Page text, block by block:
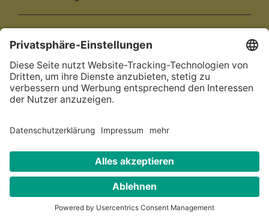
Datenschutz Barrierefreiheitserklärung
© 2026